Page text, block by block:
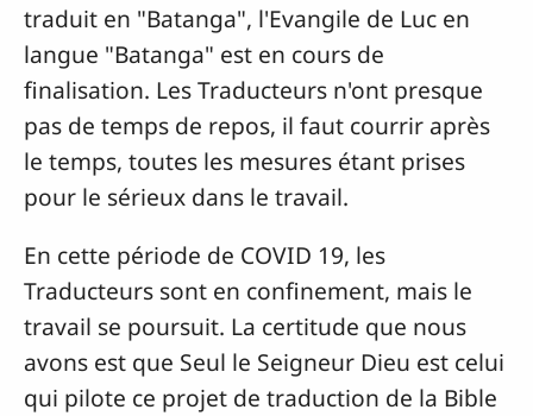
traduit en "Batanga", l'Evangile de Luc en
langue "Batanga" est en cours de
finalisation. Les Traducteurs n'ont presque
pas de temps de repos, il faut courrir après
le temps, toutes les mesures étant prises
pour le sérieux dans le travail.
En cette période de COVID 19, les
Traducteurs sont en confinement, mais le
travail se poursuit. La certitude que nous
avons est que Seul le Seigneur Dieu est celui
qui pilote ce projet de traduction de la Bible